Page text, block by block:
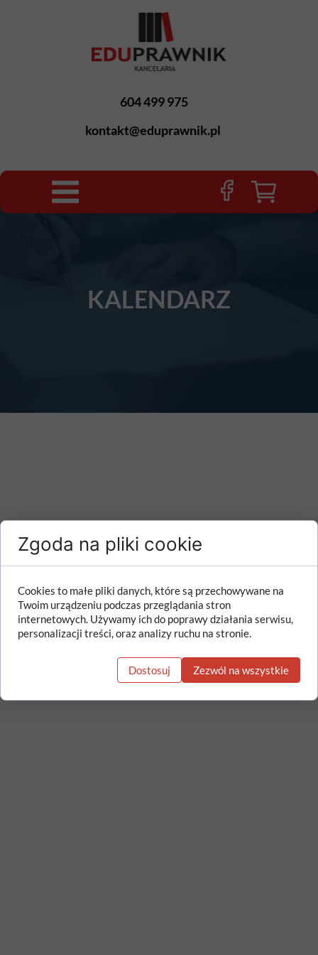
604 499 975
kontakt@eduprawnik.pl
KALENDARZ
Zgoda na pliki cookie
Cookies to małe pliki danych, które są przechowywane na
Twoim urządzeniu podczas przeglądania stron
internetowych. Używamy ich do poprawy działania serwisu,
personalizacji treści, oraz analizy ruchu na stronie.
Dostosuj Zezwól na wszystkie